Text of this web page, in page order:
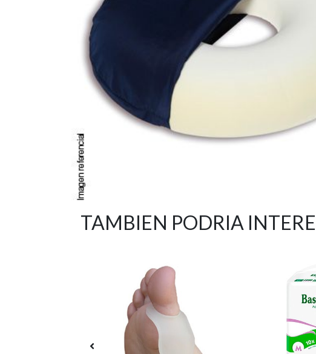
TAMBIEN PODRIA